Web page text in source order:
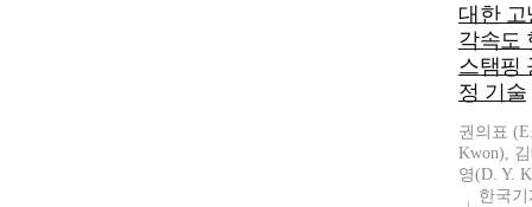
대한 고
각속도
스탬핑
정 기술
권의표
Kwon),
영(D. Y.
한국기